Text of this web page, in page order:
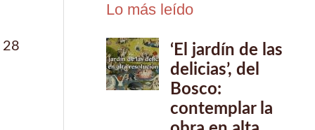
28
Lo más leído